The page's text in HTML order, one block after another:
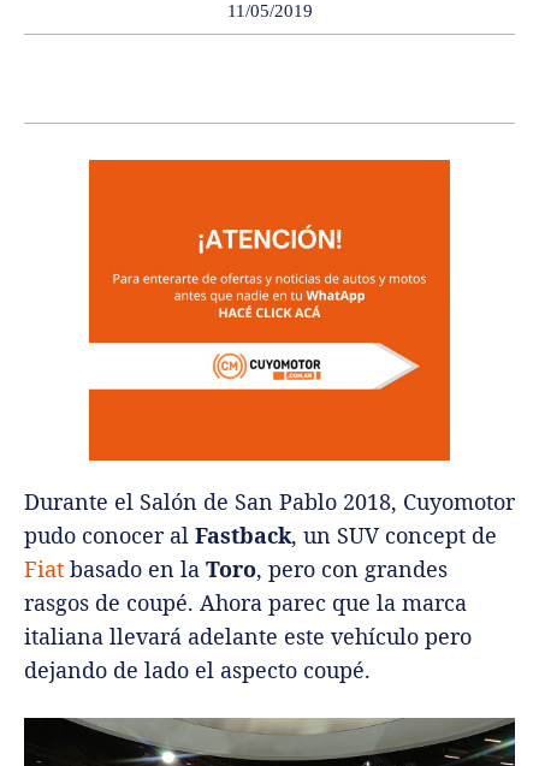
11/05/2019
Durante el Salón de San Pablo 2018, Cuyomotor
pudo conocer al Fastback, un SUV concept de
Fiat basado en la Toro, pero con grandes
rasgos de coupé. Ahora parec que la marca
italiana llevará adelante este vehículo pero
dejando de lado el aspecto coupé.